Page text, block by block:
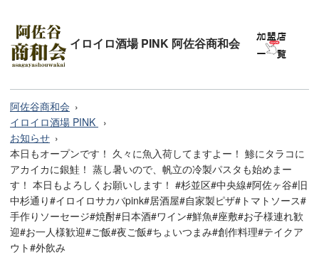
イロイロ酒場 PINK 阿佐谷商和会
阿佐谷商和会
イロイロ酒場 PINK
お知らせ
本日もオープンです！ 久々に魚入荷してますよー！ 鯵にタラコに
アカイカに銀鮭！ 蒸し暑いので、帆立の冷製パスタも始めまー
す！ 本日もよろしくお願いします！ #杉並区#中央線#阿佐ヶ谷#旧
中杉通り#イロイロサカバpink#居酒屋#自家製ピザ#トマトソース#
手作りソーセージ#焼酎#日本酒#ワイン#鮮魚#座敷#お子様連れ歓
迎#お一人様歓迎#ご飯#夜ご飯#ちょいつまみ#創作料理#テイクア
ウト#外飲み